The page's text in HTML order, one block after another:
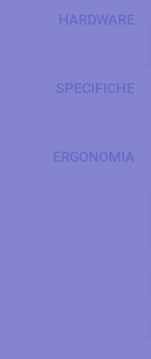
HARDWARE
SPECIFICHE
ERGONOMIA